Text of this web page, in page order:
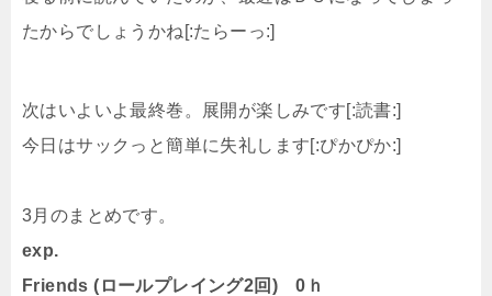
たからでしょうかね[:たらーっ:]
次はいよいよ最終巻。展開が楽しみです[:読書:]
今日はサックっと簡単に失礼します[:ぴかぴか:]
3月のまとめです。
exp.
Friends (ロールプレイング2回) 0ｈ